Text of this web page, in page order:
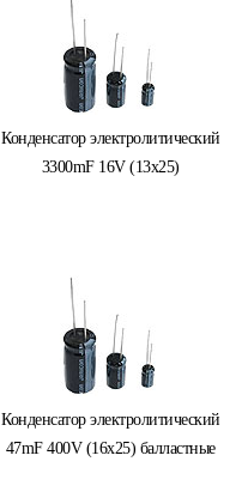
Конденсатор электролитический
3300mF 16V (13x25)
Конденсатор электролитический
47mF 400V (16x25) балластные